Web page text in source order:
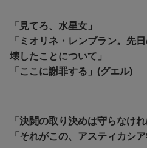
「見てろ、水星女」
「ミオリネ・レンブラン。先
壊したことについて」
「ここに謝罪する」(グエル)
「決闘の取り決めは守らなけれ
「それがこの、アスティカシ